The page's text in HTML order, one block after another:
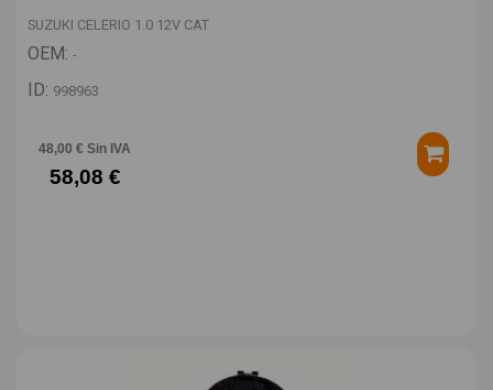
SUZUKI CELERIO 1.0 12V CAT
OEM: -
ID: 998963
48,00 € Sin IVA
58,08 €